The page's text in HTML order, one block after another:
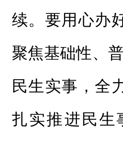
续。要用心办
聚焦基础性、
民生实事，全
扎实推进民生